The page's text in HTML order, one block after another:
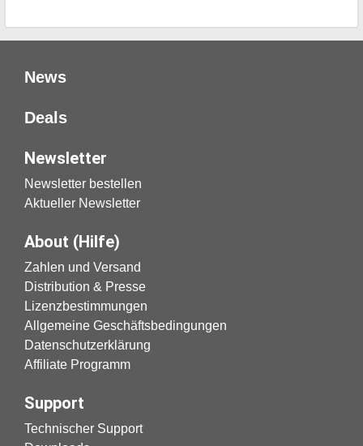
News
Deals
Newsletter
Newsletter bestellen
Aktueller Newsletter
About (Hilfe)
Zahlen und Versand
Distribution & Presse
Lizenzbestimmungen
Allgemeine Geschäftsbedingungen
Datenschutzerklärung
Affiliate Programm
Support
Technischer Support